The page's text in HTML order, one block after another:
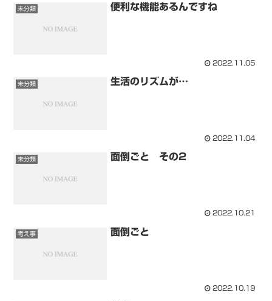
未分類 便利な機能あるんですね
2022.11.05
未分類 生活のリズムが…
2022.11.04
未分類 面倒ごと その2
2022.10.21
考え事 面倒ごと
2022.10.19